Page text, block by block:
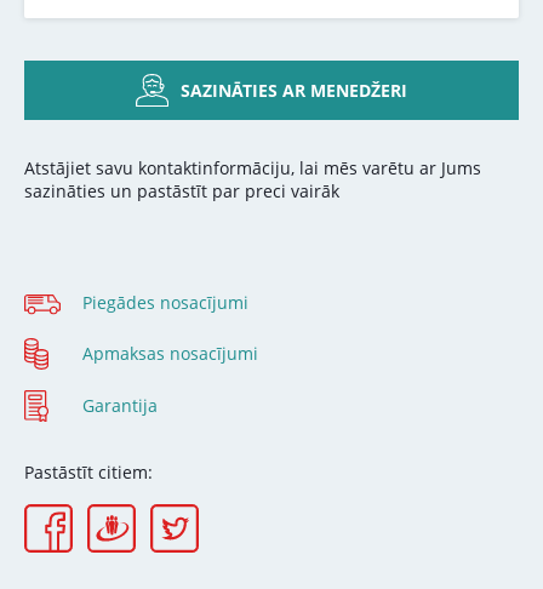
SAZINĀTIES AR MENEDŽERI
Atstājiet savu kontaktinformāciju, lai mēs varētu ar Jums
sazināties un pastāstīt par preci vairāk
Piegādes nosacījumi
Apmaksas nosacījumi
Garantija
Pastāstīt citiem: